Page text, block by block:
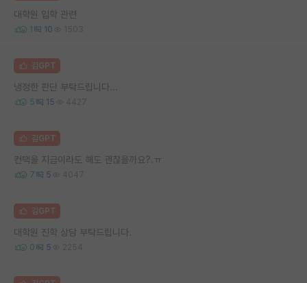
대학원 입학 관련
1 10 1503
김GPT
냉정한 판단 부탁드립니다...
5 15 4427
김GPT
컨택을 지금이라도 해도 괜찮을까요?.ㅠ
7 5 4047
김GPT
대학원 진학 상담 부탁드립니다.
0 5 2254